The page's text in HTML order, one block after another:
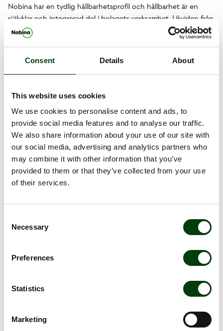
Consent Details About
This website uses cookies
We use cookies to personalise content and ads, to
provide social media features and to analyse our traffic.
We also share information about your use of our site with
our social media, advertising and analytics partners who
may combine it with other information that you’ve
provided to them or that they’ve collected from your use
of their services.
Selection
Necessary
Preferences
Statistics
Marketing
Nobina har en tydlig hållbarhetsprofil och hållbarhet är en
självklar och integrerad del i bolagets verksamhet. Likviden från
obligationen kommer användas till att finansiera:
- Elbussar
- Fordon som drivs helt av biobränsle
- Laddinfrastruktur för bussar
Nobinas gröna ramverk är framtaget i enlighet med ICMA:s
”Green Bond Principles” och har granskats av det oberoende
klimat- och miljöforskningsinstitutet Cicero. Ramverket får det
högsta betyget ”Dark Green” och det är första gången ett
kollektivtrafikföretag uppnår denna nivå.
Swedbank och SEB var arrangörer av transaktionen och
rådgivare kring framtagandet av ramverket för gröna
obligationer och Gernandt & Danielsson agerade som juridisk
obligationen på Nasdaq Stockholm Sustainable Bonds List.
kontaktpersoners försorg, för offentliggörande den 7 februari
Nobina emitterar grön bussobligation